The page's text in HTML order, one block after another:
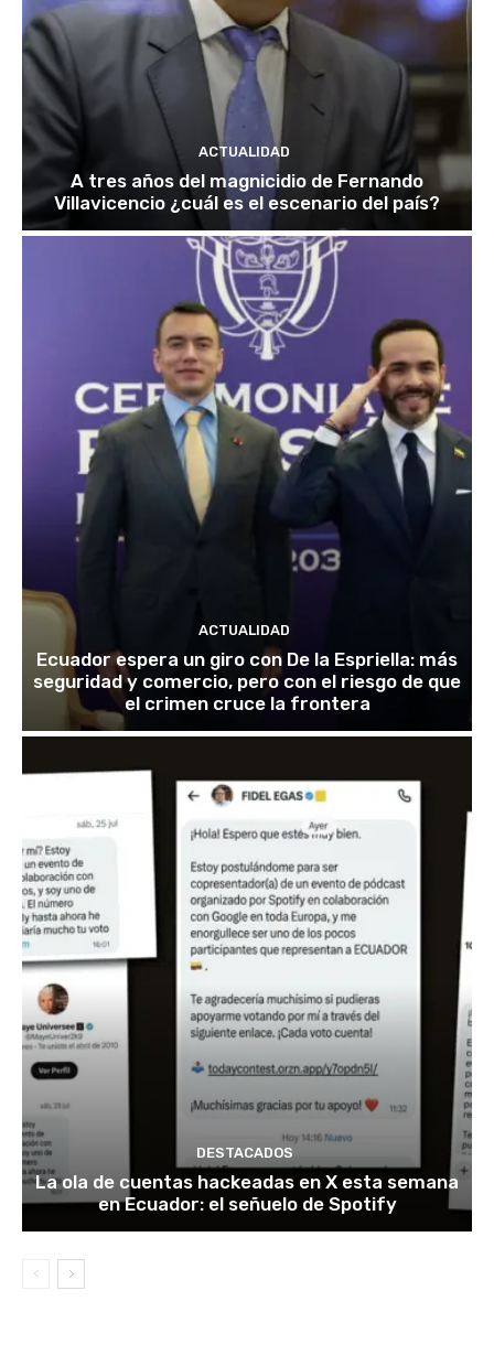
ACTUALIDAD
A tres años del magnicidio de Fernando
Villavicencio ¿cuál es el escenario del país?
ACTUALIDAD
Ecuador espera un giro con De la Espriella: más
seguridad y comercio, pero con el riesgo de que
el crimen cruce la frontera
DESTACADOS
La ola de cuentas hackeadas en X esta semana
en Ecuador: el señuelo de Spotify